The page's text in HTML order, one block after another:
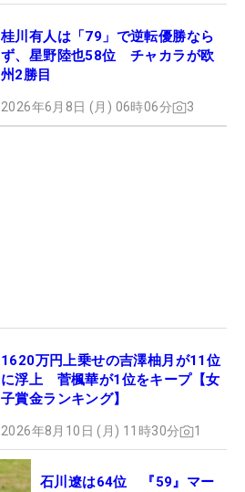
桂川有人は「79」で逆転優勝なら
ず、星野陸也58位 チャカラが欧
州2勝目
2026年6月8日 (月) 06時06分 3
1620万円上乗せの吉澤柚月が11位
に浮上 菅楓華が1位をキープ【女
子賞金ランキング】
2026年8月10日 (月) 11時30分 1
石川遼は64位 『59』マー